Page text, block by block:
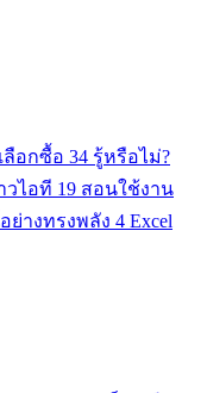
ลือกซื้อ 34 รู้หรือไม่?
วไอที 19 สอนใช้งาน
ย่างทรงพลัง 4 Excel